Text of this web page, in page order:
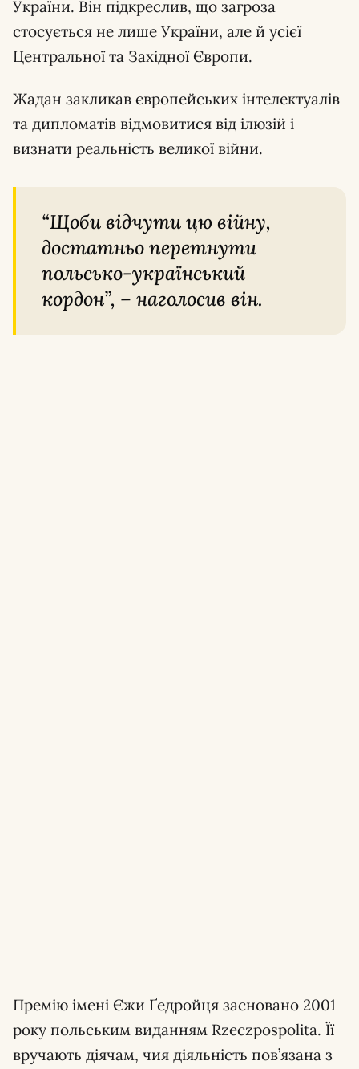
України. Він підкреслив, що загроза
стосується не лише України, але й усієї
Центральної та Західної Європи.
Жадан закликав європейських інтелектуалів
та дипломатів відмовитися від ілюзій і
визнати реальність великої війни.
“Щоби відчути цю війну,
достатньо перетнути
польсько-український
кордон”, – наголосив він.
Премію імені Єжи Ґедройця засновано 2001
року польським виданням Rzeczpospolita. Її
вручають діячам, чия діяльність пов’язана з